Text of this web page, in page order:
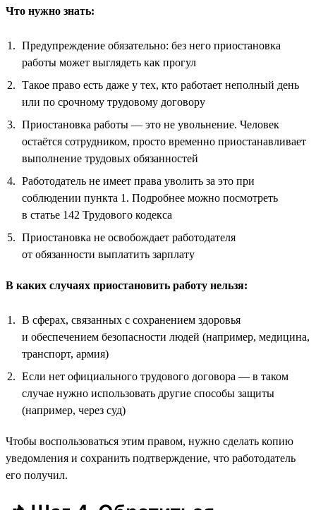
Что нужно знать:
Предупреждение обязательно: без него приостановка
работы может выглядеть как прогул
Такое право есть даже у тех, кто работает неполный день
или по срочному трудовому договору
Приостановка работы — это не увольнение. Человек
остаётся сотрудником, просто временно приостанавливает
выполнение трудовых обязанностей
Работодатель не имеет права уволить за это при
соблюдении пункта 1. Подробнее можно посмотреть
в статье 142 Трудового кодекса
Приостановка не освобождает работодателя
от обязанности выплатить зарплату
В каких случаях приостановить работу нельзя:
В сферах, связанных с сохранением здоровья
и обеспечением безопасности людей (например, медицина,
транспорт, армия)
Если нет официального трудового договора — в таком
случае нужно использовать другие способы защиты
(например, через суд)
Чтобы воспользоваться этим правом, нужно сделать копию
уведомления и сохранить подтверждение, что работодатель
его получил.